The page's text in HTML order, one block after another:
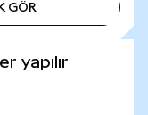
GÖR
yapılır